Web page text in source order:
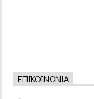
ΕΠΙΚΟΙΝΩΝΊΑ